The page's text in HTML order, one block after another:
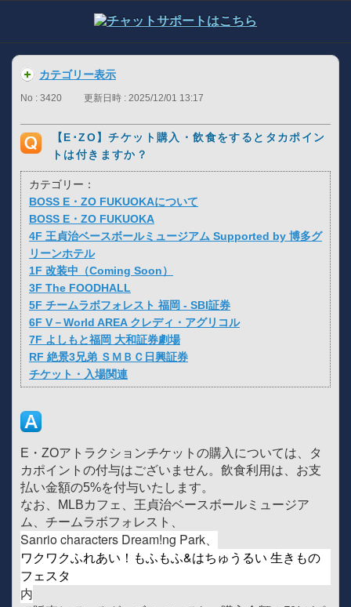
カテゴリー表示
No : 3420 更新日時 : 2025/12/01 13:17
【E･ZO】チケット購入・飲食をするとタカポイン
トは付きますか？
カテゴリー：
BOSS E・ZO FUKUOKAについて
BOSS E・ZO FUKUOKA
4F 王貞治ベースボールミュージアム Supported by 博多グ
リーンホテル
1F 改装中（Coming Soon）
3F The FOODHALL
5F チームラボフォレスト 福岡 - SBI証券
6F V－World AREA クレディ・アグリコル
7F よしもと福岡 大和証券劇場
RF 絶景3兄弟 ＳＭＢＣ日興証券
チケット・入場関連
E・ZOアトラクションチケットの購入については、タ
カポイントの付与はございません。飲食利用は、お支
払い金額の5%を付与いたします。
なお、MLBカフェ、王貞治ベースボールミュージア
ム、チームラボフォレスト、
Sanrio characters Dream!ng Park、
ワクワクふれあい！もふもふ&はちゅうるい 生きもの
フェスタ
内